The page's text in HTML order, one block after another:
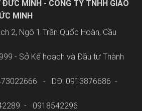
MINH - CÔNG TY TNHH GIÁO
MINH
2, Ngõ 1 Trần Quốc Hoàn, Cầu
- Sở Kế hoạch và Đầu tư Thành
- DĐ: 0913876686 -
- 0918542296